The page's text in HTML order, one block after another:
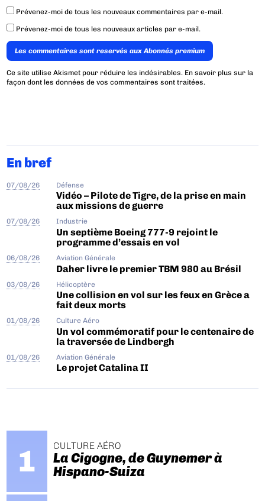
Prévenez-moi de tous les nouveaux commentaires par e-mail.
Prévenez-moi de tous les nouveaux articles par e-mail.
Les commentaires sont reservés aux Abonnés premium
Ce site utilise Akismet pour réduire les indésirables. En savoir plus sur la
façon dont les données de vos commentaires sont traitées.
En bref
07/08/26 Défense
Vidéo – Pilote de Tigre, de la prise en main
aux missions de guerre
07/08/26 Industrie
Un septième Boeing 777-9 rejoint le
programme d’essais en vol
06/08/26 Aviation Générale
Daher livre le premier TBM 980 au Brésil
03/08/26 Hélicoptère
Une collision en vol sur les feux en Grèce a
fait deux morts
01/08/26 Culture Aéro
Un vol commémoratif pour le centenaire de
la traversée de Lindbergh
01/08/26 Aviation Générale
Le projet Catalina II
CULTURE AÉRO
La Cigogne, de Guynemer à
Hispano-Suiza